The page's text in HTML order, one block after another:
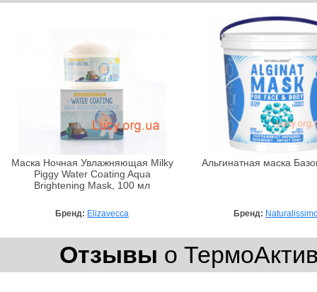
Маска Ночная Увлажняющая Milky
Piggy Water Coating Aqua
Brightening Mask, 100 мл
Бренд: Elizavecca
Альгинатная маска
Бренд:
Отзывы о